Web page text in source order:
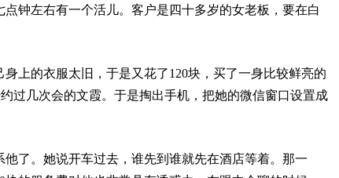
钟左右有一个活儿。客户是四十多岁的女老板，要在白
上的衣服太旧，于是又花了120块，买了一身比较鲜亮的
过几次会的文霞。于是掏出手机，把她的微信窗口设置成
了。她说开车过去，谁先到谁就先在酒店等着。那一